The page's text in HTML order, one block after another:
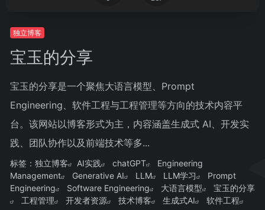
独立博客
宝玉的分享
宝玉的分享是一个聚焦大语言模型、Prompt
Engineering、软件工程与工程管理等方向的技术内容平
台。该网站以博客形式为主，内容涵盖生成式 AI、开发实
践、团队协作以及前端技术等多...
标签： 独立博客 AI实践 chatGPT
Engineering
Management
Generative AI LLM LLM学习
Prompt
Engineering
Software Engineering 大语言模型
宝玉的分享
工程管理
开发者资源 技术博客 生成式AI
软件工程